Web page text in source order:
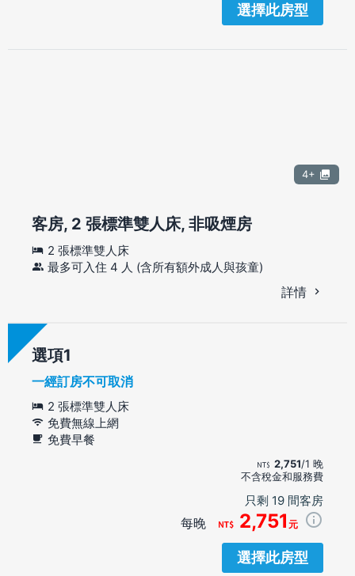
選擇此房型
4+
客房, 2 張標準雙人床, 非吸煙房
2 張標準雙人床
最多可入住 4 人 (含所有額外成人與孩童)
詳情
選項
一經訂房不可取消
2 張標準雙人床
免費無線上網
免費早餐
2,751/1 晚
不含稅金和服務費
只剩 19 間客房
每晚 2,751 元
選擇此房型